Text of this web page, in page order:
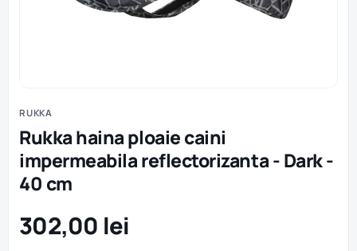
RUKKA
Rukka haina ploaie caini
impermeabila reflectorizanta - Dark -
40 cm
302,00 lei